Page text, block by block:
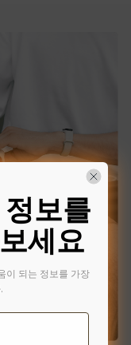
보를
세요
이 되는 정보를 가장